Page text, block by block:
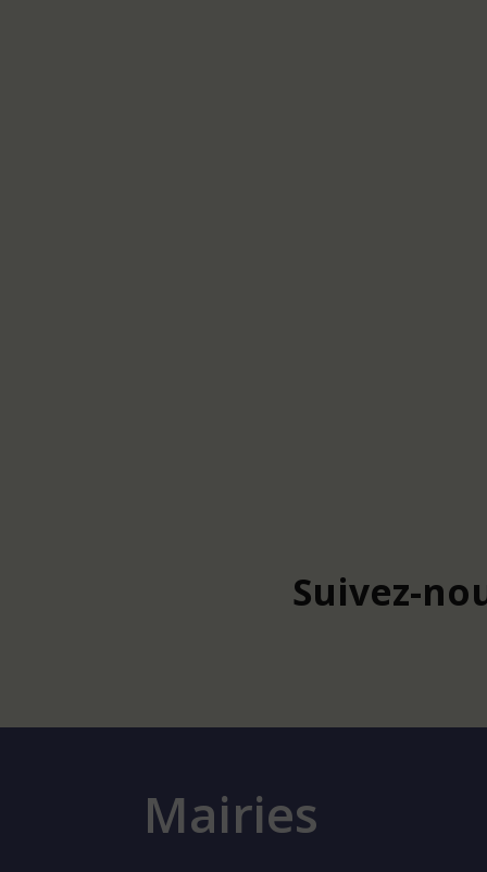
Suivez-
Mairies